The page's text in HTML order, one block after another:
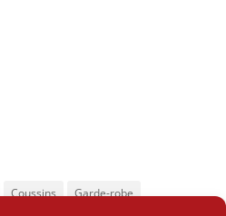
Coussins
Garde-robe